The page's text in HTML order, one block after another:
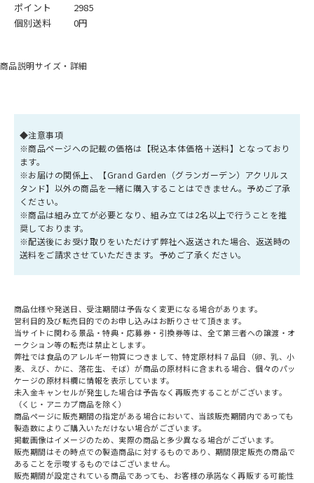
ポイント
2985
個別送料
0円
商品説明サイズ・詳細
◆注意事項
※商品ページへの記載の価格は【税込本体価格＋送料】となっており
ます。
※お届けの関係上、【Grand Garden（グランガーデン）アクリルス
タンド】以外の商品を一緒に購入することはできません。予めご了承
ください。
※商品は組み立てが必要となり、組み立ては2名以上で行うことを推
奨しております。
※配送後にお受け取りをいただけず弊社へ返送された場合、返送時の
送料をご請求させていただきます。予めご了承ください。
商品仕様や発送日、受注期間は予告なく変更になる場合があります。
営利目的及び転売目的でのお申し込みはお断りさせて頂きます。
当サイトに関わる景品・特典・応募券・引換券等は、全て第三者への譲渡・オ
ークション等の転売は禁止とします。
弊社では食品のアレルギー物質につきまして、特定原材料７品目（卵、乳、小
麦、えび、かに、落花生、そば）が商品の原材料に含まれる場合、個々のパッ
ケージの原材料欄に情報を表示しています。
未入金キャンセルが発生した場合は予告なく再販売することがございます。
（くじ・アニカプ商品を除く）
商品ページに販売期間の指定がある場合において、当該販売期間内であっても
製造数によりご購入いただけない場合がございます。
掲載画像はイメージのため、実際の商品と多少異なる場合がございます。
販売期間はその時点での製造商品に対するものであり、期間限定販売の商品で
あることを示唆するものではございません。
販売期間が設定されている商品であっても、お客様の承諾なく再販する可能性